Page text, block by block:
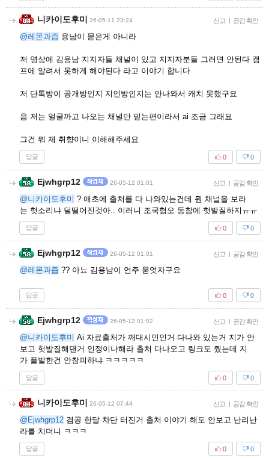
니카이도후미 26-05-11 23:24 신고 | 공감 확인
@레몬과즙 용남이 묻은게 아니라
저 영상에 김용남 지지자들 채널이 있고 지지자분들 그러면 안된다 캠
프에 알려서 못하게 해야된다 라고 이야기 합니다
저 단톡방이 공개방인지 지인방인지는 안나와서 캐치 못했구요
음 저는 얼굴까고 나오는 채널만 믿는편이라서 ai 조금 그래요
그건 뭐 제 취향이니 이해해주세요
답글 0
0
Ejwhgrp12 26-05-12 01:01 신고 | 공감 확인
@니카이도후미 ? 애초에 출처를 다 나와있는건데 뭔 채널을 보라
는 헛소리냐 덜떨어진것아.. 이러니 조국혐오 동참에 헛발질하지ㅠㅠ
답글 0
0
Ejwhgrp12 26-05-12 01:01 신고 | 공감 확인
@레몬과즙 ?? 아뇨 김용남이 언주 묻엇자구요
답글 0
0
Ejwhgrp12 26-05-12 01:02 신고 | 공감 확인
@니카이도후미 Ai 자료출처가 깨대시민인거 다나와 있는거 지가 안
보고 헛발질해댄거 인정이나해라 출처 다나오고 링크도 줬는데 지
가 풀발한건 안창피하냐 ㅋㅋㅋㅋㅋ
답글 0
0
니카이도후미 26-05-12 07:44 신고 | 공감 확인
@Ejwhgrp12 겸공 한달 차단 터진거 출처 이야기 해도 안보고 난리난
라를 치더니 ㅋㅋㅋ
답글 0
0